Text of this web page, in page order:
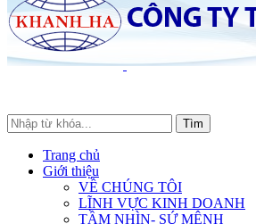
Trang chủ
Giới thiệu
VỀ CHÚNG TÔI
LĨNH VỰC KINH DOANH
TẦM NHÌN- SỨ MỆNH